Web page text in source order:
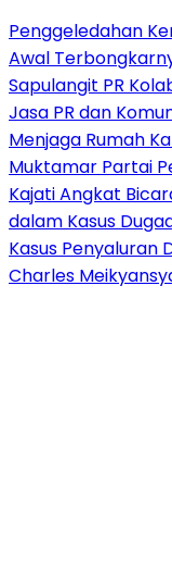
Penggeledahan
Awal
Sapulangit PR
Jasa PR dan
Menjaga Rumah
Muktamar Partai
Kajati Angkat
dalam Kasus
Kasus Penyaluran
Charles